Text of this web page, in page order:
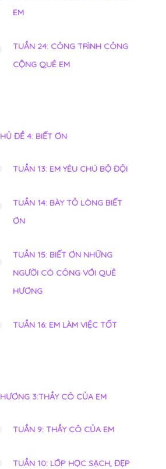
EM
TUẦN 24: CÔNG TRÌNH CÔNG
CỘNG QUÊ EM
ĐỀ 4: BIẾT ƠN
TUẦN 13: EM YÊU CHÚ BỘ ĐỘI
TUẦN 14: BÀY TỎ LÒNG BIẾT
ƠN
TUẦN 15: BIẾT ƠN NHỮNG
NGƯỜI CÓ CÔNG VỚI QUÊ
HƯƠNG
TUẦN 16: EM LÀM VIỆC TỐT
3:THẦY CÔ CỦA EM
TUẦN 9: THẦY CÔ CỦA EM
TUẦN 10: LỚP HỌC SẠCH, ĐẸP